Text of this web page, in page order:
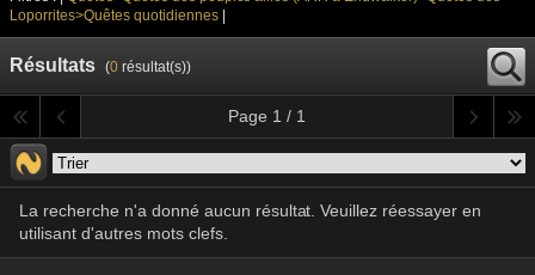
Loporrites>Quêtes quotidiennes|
Résultats (0résultat(s))
Page 1 / 1
La recherche n'a donné aucun résultat. Veuillez réessayer en
utilisant d'autres mots clefs.